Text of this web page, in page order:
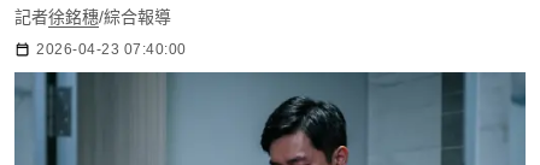
記者徐銘穗/綜合報導
2026-04-23 07:40:00